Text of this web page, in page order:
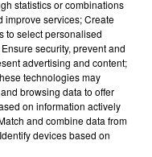
statistics or combinations
improve services; Create
to select personalised
security, prevent and
advertising and content;
technologies may
browsing data to offer
on information actively
and combine data from
devices based on